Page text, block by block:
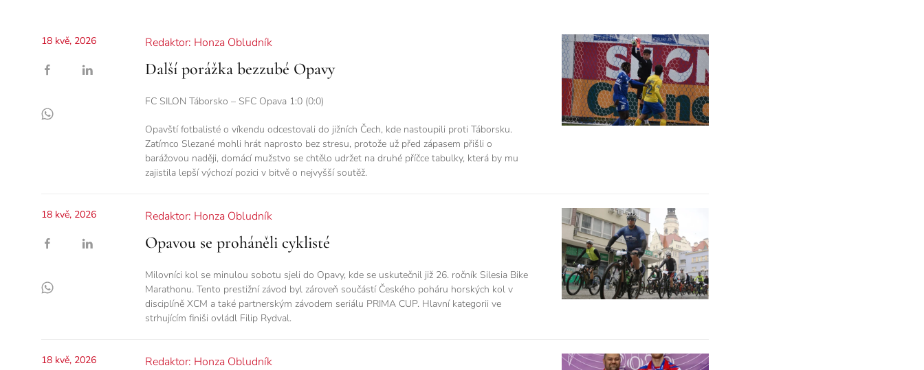
18 kvě, 2026 Redaktor: Honza Obludník
Další porážka bezzubé Opavy
FC SILON Táborsko – SFC Opava 1:0 (0:0)
Opavští fotbalisté o víkendu odcestovali do jižních Čech, kde nastoupili proti Táborsku.
Zatímco Slezané mohli hrát naprosto bez stresu, protože už před zápasem přišli o
barážovou naději, domácí mužstvo se chtělo udržet na druhé příčce tabulky, která by mu
zajistila lepší výchozí pozici v bitvě o nejvyšší soutěž.
18 kvě, 2026 Redaktor: Honza Obludník
Opavou se proháněli cyklisté
Milovníci kol se minulou sobotu sjeli do Opavy, kde se uskutečnil již 26. ročník Silesia Bike
Marathonu. Tento prestižní závod byl zároveň součástí Českého poháru horských kol v
disciplíně XCM a také partnerským závodem seriálu PRIMA CUP. Hlavní kategorii ve
strhujícím finiši ovládl Filip Rydval.
18 kvě, 2026 Redaktor: Honza Obludník